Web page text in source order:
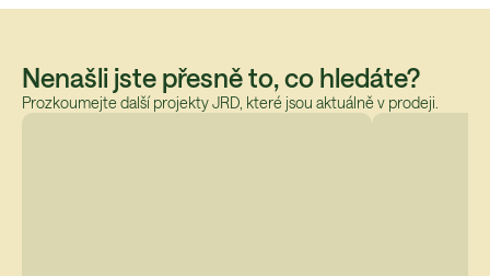
Nenašli jste přesně to, co hledáte?
Prozkoumejte další projekty JRD, které jsou aktuálně v prodeji.